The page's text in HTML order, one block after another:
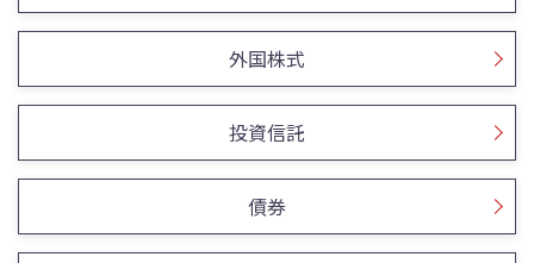
外国株式
投資信託
債券